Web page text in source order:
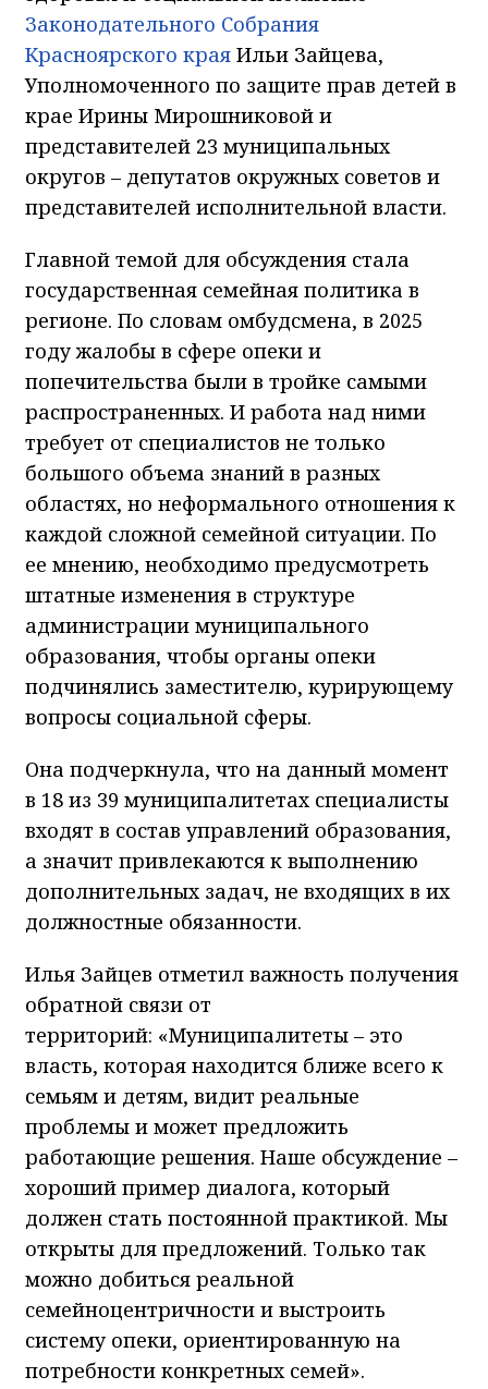
Законодательного Собрания
Красноярского края Ильи Зайцева,
Уполномоченного по защите прав детей в
крае Ирины Мирошниковой и
представителей 23 муниципальных
округов – депутатов окружных советов и
представителей исполнительной власти.
Главной темой для обсуждения стала
государственная семейная политика в
регионе. По словам омбудсмена, в 2025
году жалобы в сфере опеки и
попечительства были в тройке самыми
распространенных. И работа над ними
требует от специалистов не только
большого объема знаний в разных
областях, но неформального отношения к
каждой сложной семейной ситуации. По
ее мнению, необходимо предусмотреть
штатные изменения в структуре
администрации муниципального
образования, чтобы органы опеки
подчинялись заместителю, курирующему
вопросы социальной сферы.
Она подчеркнула, что на данный момент
в 18 из 39 муниципалитетах специалисты
входят в состав управлений образования,
а значит привлекаются к выполнению
дополнительных задач, не входящих в их
должностные обязанности.
Илья Зайцев отметил важность получения
обратной связи от
территорий: «Муниципалитеты – это
власть, которая находится ближе всего к
семьям и детям, видит реальные
проблемы и может предложить
работающие решения. Наше обсуждение –
хороший пример диалога, который
должен стать постоянной практикой. Мы
открыты для предложений. Только так
можно добиться реальной
семейноцентричности и выстроить
систему опеки, ориентированную на
потребности конкретных семей».